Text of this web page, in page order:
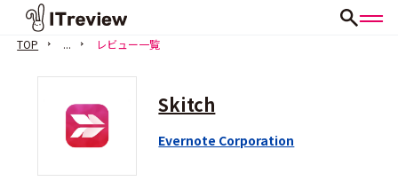
TOP ... レビュー一覧
Skitch
Evernote Corporation